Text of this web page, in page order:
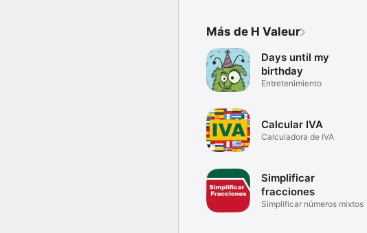
Más de H Valeur
Days until my
birthday
Entretenimiento
Calcular IVA
Calculadora de IVA
Simplificar
fracciones
Simplificar números mixtos